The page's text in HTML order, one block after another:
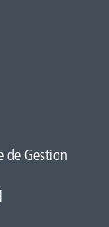
de Gestion